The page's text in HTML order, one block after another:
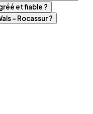
et fiable ?
– Rocassur ?